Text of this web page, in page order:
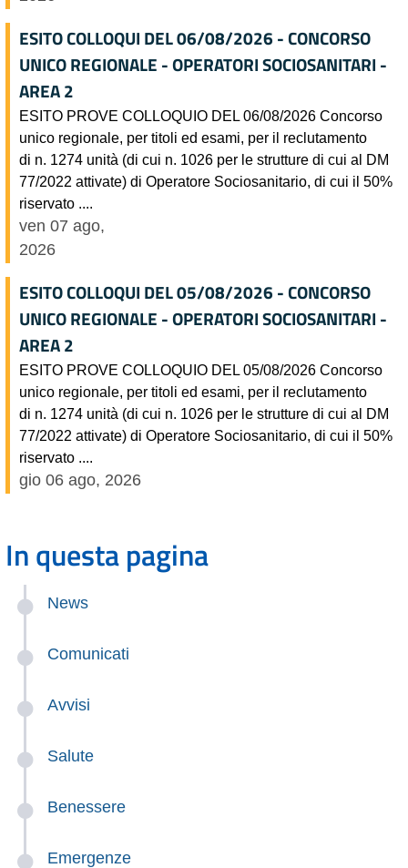
ESITO COLLOQUI DEL 06/08/2026 - CONCORSO
UNICO REGIONALE - OPERATORI SOCIOSANITARI -
AREA 2
ESITO PROVE COLLOQUIO DEL 06/08/2026 Concorso
unico regionale, per titoli ed esami, per il reclutamento
di n. 1274 unità (di cui n. 1026 per le strutture di cui al DM
77/2022 attivate) di Operatore Sociosanitario, di cui il 50%
riservato ....
ven 07 ago,
2026
ESITO COLLOQUI DEL 05/08/2026 - CONCORSO
UNICO REGIONALE - OPERATORI SOCIOSANITARI -
AREA 2
ESITO PROVE COLLOQUIO DEL 05/08/2026 Concorso
unico regionale, per titoli ed esami, per il reclutamento
di n. 1274 unità (di cui n. 1026 per le strutture di cui al DM
77/2022 attivate) di Operatore Sociosanitario, di cui il 50%
riservato ....
gio 06 ago, 2026
In questa pagina
News
Comunicati
Avvisi
Salute
Benessere
Emergenze